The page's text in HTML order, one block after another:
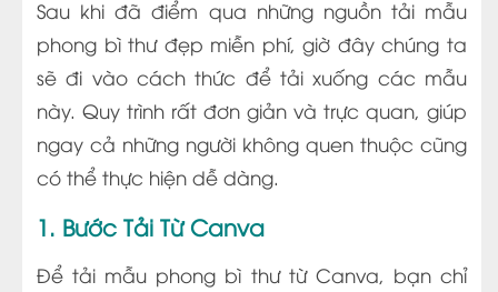
Sau khi đã điểm qua những nguồn tải mẫu
phong bì thư đẹp miễn phí, giờ đây chúng ta
sẽ đi vào cách thức để tải xuống các mẫu
này. Quy trình rất đơn giản và trực quan, giúp
ngay cả những người không quen thuộc cũng
có thể thực hiện dễ dàng.
1. Bước Tải Từ Canva
Để tải mẫu phong bì thư từ Canva, bạn chỉ